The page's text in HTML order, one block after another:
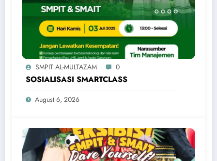
SMPIT AL-MULTAZAM 0
SOSIALISASI SMARTCLASS
August 6, 2026